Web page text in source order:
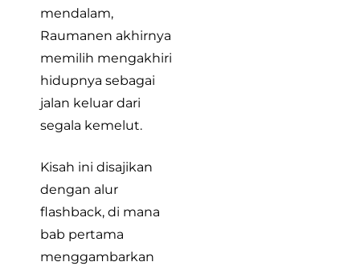
mendalam,
Raumanen akhirnya
memilih mengakhiri
hidupnya sebagai
jalan keluar dari
segala kemelut.
Kisah ini disajikan
dengan alur
flashback, di mana
bab pertama
menggambarkan